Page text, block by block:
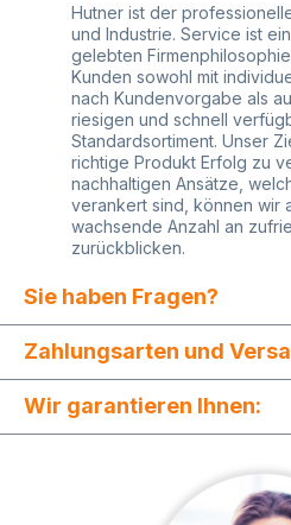
Hutner ist der
und Industrie. Service ist
gelebten
Kunden sowohl mit
nach Kundenvorgabe als
riesigen und schnell
Standardsortiment. Unser
richtige Produkt Erfolg zu
nachhaltigen Ansätze,
verankert sind, können wir
wachsende Anzahl an
zurückblicken.
Sie haben Fragen?
Zahlungsarten und
Wir garantieren Ihnen: